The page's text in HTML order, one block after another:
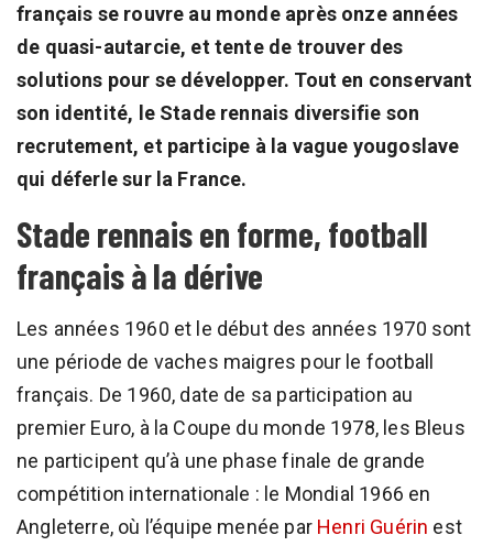
français se rouvre au monde après onze années
de quasi-autarcie, et tente de trouver des
solutions pour se développer. Tout en conservant
son identité, le Stade rennais diversifie son
recrutement, et participe à la vague yougoslave
qui déferle sur la France.
Stade rennais en forme, football
français à la dérive
Les années 1960 et le début des années 1970 sont
une période de vaches maigres pour le football
français. De 1960, date de sa participation au
premier Euro, à la Coupe du monde 1978, les Bleus
ne participent qu’à une phase finale de grande
compétition internationale : le Mondial 1966 en
Angleterre, où l’équipe menée par Henri Guérin est